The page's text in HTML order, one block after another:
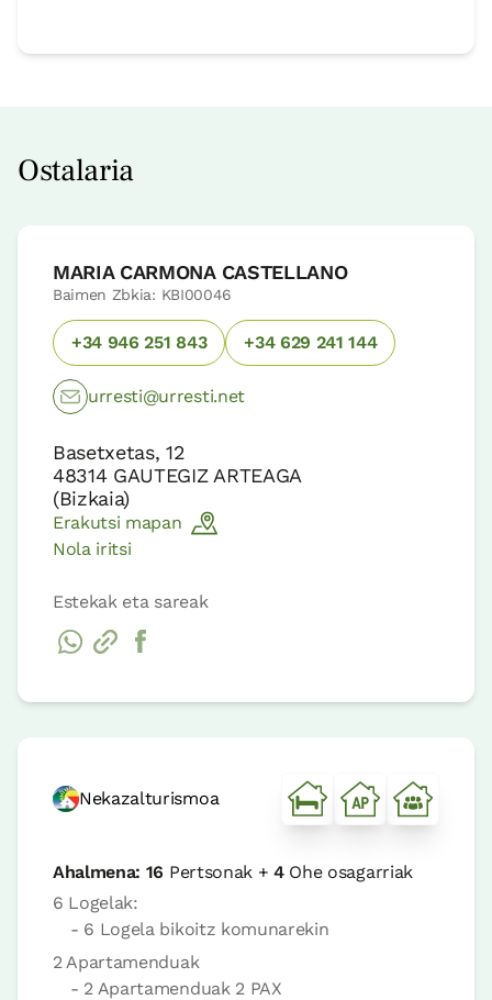
Ostalaria
MARIA CARMONA CASTELLANO
Baimen Zbkia: KBI00046
+34 946 251 843 +34 629 241 144
urresti@urresti.net
Basetxetas, 12
48314 GAUTEGIZ ARTEAGA
(Bizkaia)
Erakutsi mapan
Nola iritsi
Estekak eta sareak
Nekazalturismoa
Ahalmena: 16 Pertsonak +4Ohe osagarriak
6 Logelak:
- 6 Logela bikoitz komunarekin
2 Apartamenduak
- 2 Apartamenduak 2 PAX